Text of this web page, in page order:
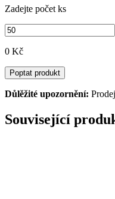
Zadejte počet ks
0 Kč
Poptat produkt
Důlěžité upozornění:
Související